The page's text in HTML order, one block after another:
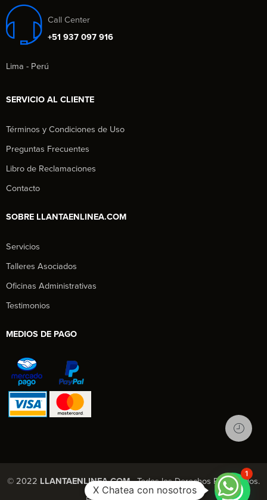
Call Center
+51 937 097 916
Lima - Perú
SERVICIO AL CLIENTE
Términos y Condiciones de Uso
Preguntas Frecuentes
Libro de Reclamaciones
Contacto
SOBRE LLANTAENLINEA.COM
Servicios
Talleres Asociados
Oficinas Administrativas
Testimonios
MEDIOS DE PAGO
© 2022 LLANTAENLINEA.COM- Todos los Derechos Reservados.
X Chatea con nosotros
1